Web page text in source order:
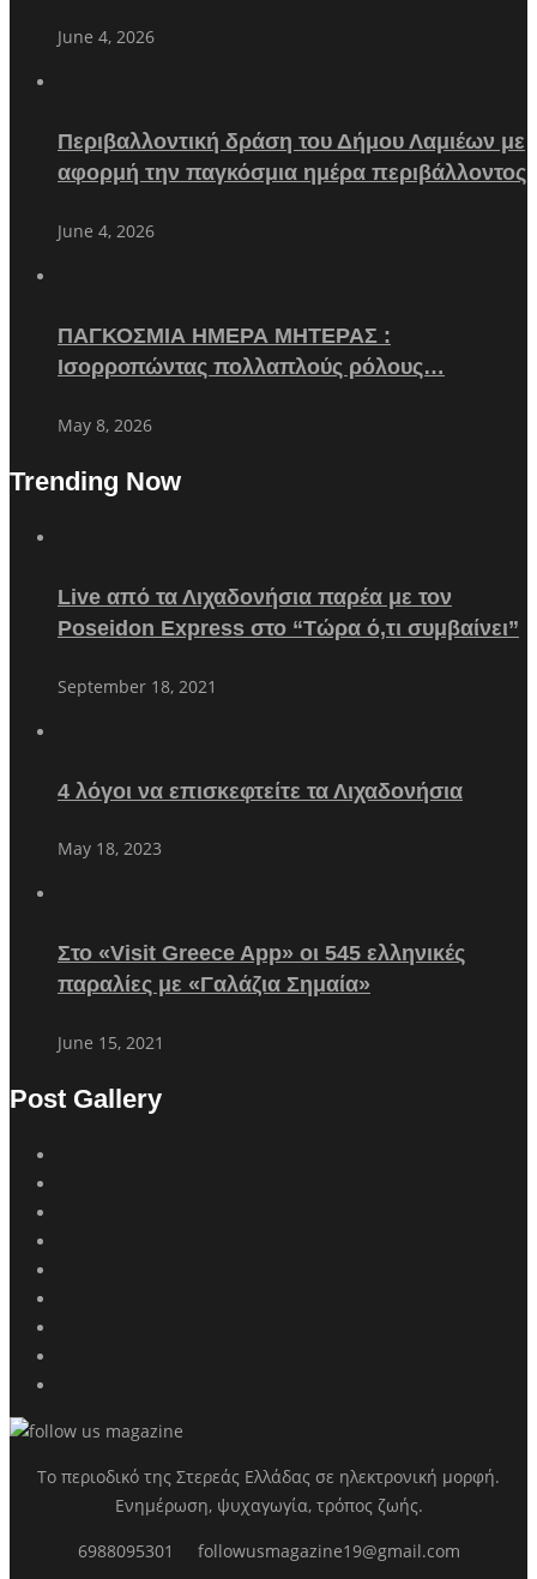
June 4, 2026
Περιβαλλοντική δράση του Δήμου Λαμιέων με
αφορμή την παγκόσμια ημέρα περιβάλλοντος
June 4, 2026
ΠΑΓΚΟΣΜΙΑ ΗΜΕΡΑ ΜΗΤΕΡΑΣ :
Ισορροπώντας πολλαπλούς ρόλους…
May 8, 2026
Trending Now
Live από τα Λιχαδονήσια παρέα με τον
Poseidon Express στο “Τώρα ό,τι συμβαίνει”
September 18, 2021
4 λόγοι να επισκεφτείτε τα Λιχαδονήσια
May 18, 2023
Στο «Visit Greece App» οι 545 ελληνικές
παραλίες με «Γαλάζια Σημαία»
June 15, 2021
Post Gallery
Το περιοδικό της Στερεάς Ελλάδας σε ηλεκτρονική μορφή.
Ενημέρωση, ψυχαγωγία, τρόπος ζωής.
6988095301 followusmagazine19@gmail.com